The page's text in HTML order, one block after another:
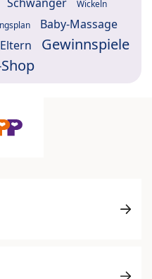
Wickeln
Baby-Massage
Gewinnspiele